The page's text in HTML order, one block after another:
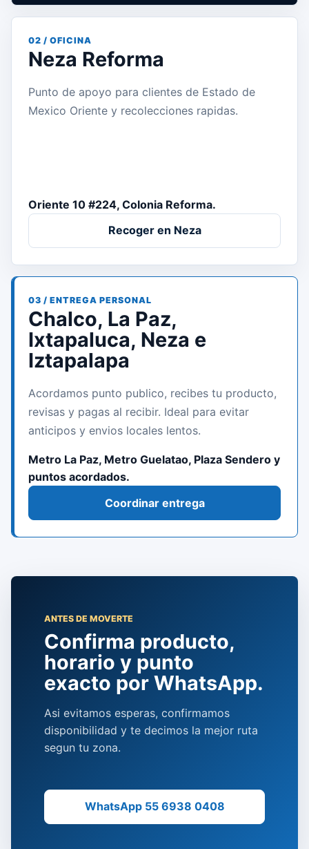
02 / OFICINA
Neza Reforma
Punto de apoyo para clientes de Estado de
Mexico Oriente y recolecciones rapidas.
Oriente 10 #224, Colonia Reforma.
Recoger en Neza
03 / ENTREGA PERSONAL
Chalco, La Paz,
Ixtapaluca, Neza e
Iztapalapa
Acordamos punto publico, recibes tu producto,
revisas y pagas al recibir. Ideal para evitar
anticipos y envios locales lentos.
Metro La Paz, Metro Guelatao, Plaza Sendero y
puntos acordados.
Coordinar entrega
ANTES DE MOVERTE
Confirma producto,
horario y punto
exacto por WhatsApp.
Asi evitamos esperas, confirmamos
disponibilidad y te decimos la mejor ruta
segun tu zona.
WhatsApp 55 6938 0408